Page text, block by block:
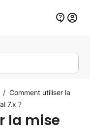
/ Comment utiliser la
7.x ?
la mise